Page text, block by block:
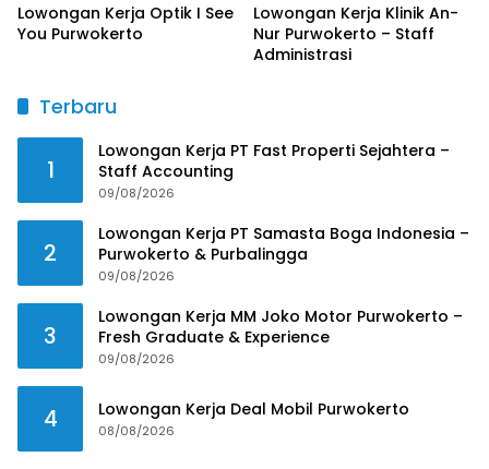
Lowongan Kerja Optik I See
You Purwokerto
Lowongan Kerja Klinik An-
Nur Purwokerto – Staff
Administrasi
Terbaru
1
Lowongan Kerja PT Fast Properti Sejahtera –
Staff Accounting
09/08/2026
2
Lowongan Kerja PT Samasta Boga Indonesia –
Purwokerto & Purbalingga
09/08/2026
3
Lowongan Kerja MM Joko Motor Purwokerto –
Fresh Graduate & Experience
09/08/2026
4 Lowongan Kerja Deal Mobil Purwokerto
08/08/2026